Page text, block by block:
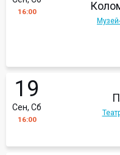
16:00
19
Сен, Сб
16:00